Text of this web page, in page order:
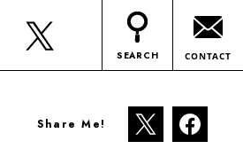
SEARCH CONTACT
Share Me!